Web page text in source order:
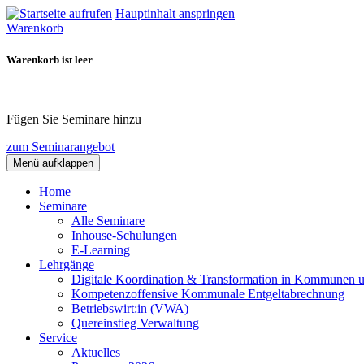
Hauptinhalt anspringen
Warenkorb
Warenkorb ist leer
Fügen Sie Seminare hinzu
zum Seminarangebot
Menü aufklappen
Home
Seminare
Alle Seminare
Inhouse-Schulungen
E-Learning
Lehrgänge
Digitale Koordination & Transformation in Kommunen
Kompetenzoffensive Kommunale Entgeltabrechnung
Betriebswirt:in (VWA)
Quereinstieg Verwaltung
Service
Aktuelles